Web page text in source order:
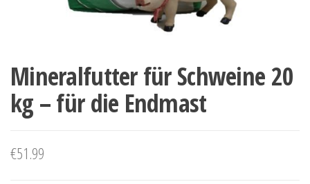
Mineralfutter für Schweine 20
kg – für die Endmast
€51.99